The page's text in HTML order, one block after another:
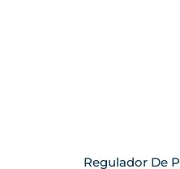
Regulador De